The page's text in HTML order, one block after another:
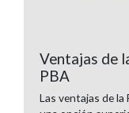
Ventajas de
PBA
Las ventajas de la